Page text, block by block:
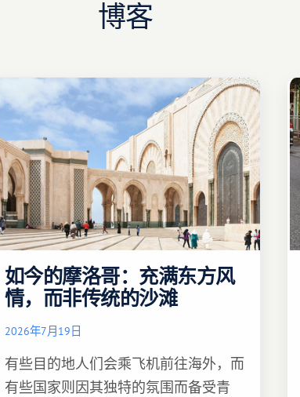
博客
如今的摩洛哥：充满东方风
情，而非传统的沙滩
2026年7月19日
有些目的地人们会乘飞机前往海外，而
有些国家则因其独特的氛围而备受青